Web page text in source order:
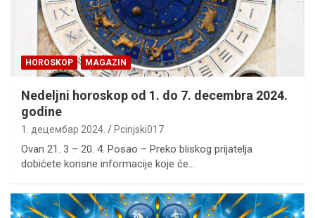
HOROSKOP MAGAZIN
Nedeljni horoskop od 1. do 7. decembra 2024.
godine
1. децембар 2024. Pcinjski017
Ovan 21. 3 – 20. 4. Posao – Preko bliskog prijatelja
dobićete korisne informacije koje će…